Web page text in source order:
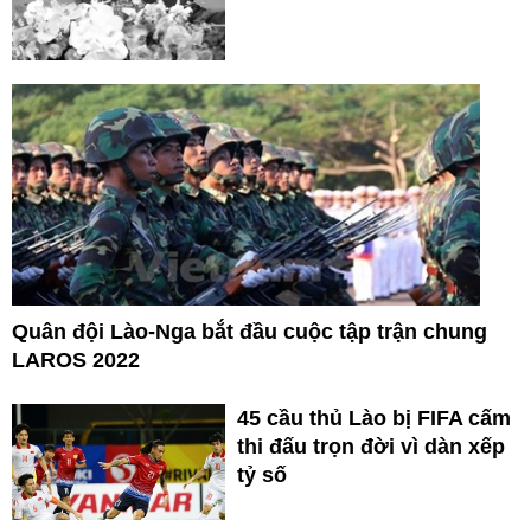
Quân đội Lào-Nga bắt đầu cuộc tập trận chung
LAROS 2022
45 cầu thủ Lào bị FIFA cấm
thi đấu trọn đời vì dàn xếp
tỷ số